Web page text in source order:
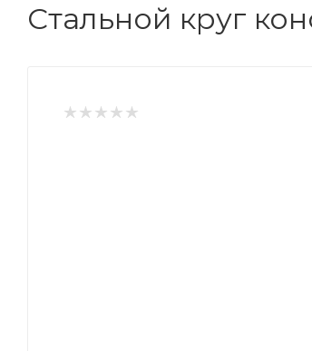
Стальной круг